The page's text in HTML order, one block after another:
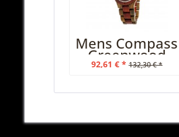
Mens Compass
Greenwood
Katalox
92,61 € * 132,30 € *